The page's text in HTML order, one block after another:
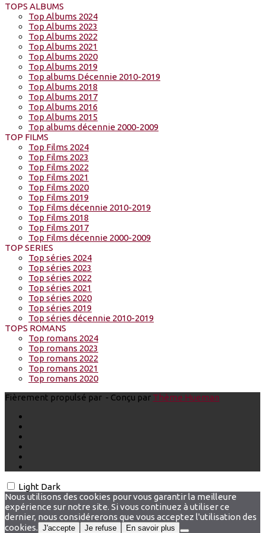
TOPS ALBUMS
Top Albums 2024
Top Albums 2023
Top Albums 2022
Top Albums 2021
Top Albums 2020
Top Albums 2019
Top albums Décennie 2010-2019
Top Albums 2018
Top Albums 2017
Top Albums 2016
Top Albums 2015
Top albums décennie 2000-2009
TOP FILMS
Top Films 2024
Top Films 2023
Top Films 2022
Top Films 2021
Top Films 2020
Top Films 2019
Top Films décennie 2010-2019
Top Films 2018
Top Films 2017
Top Films décennie 2000-2009
TOP SERIES
Top séries 2024
Top séries 2023
Top séries 2022
Top séries 2021
Top séries 2020
Top séries 2019
Top séries décennie 2010-2019
TOPS ROMANS
Top romans 2024
Top romans 2023
Top romans 2022
Top romans 2021
Top romans 2020
Fièrement propulsé par - Conçu par Thème Hueman
Light Dark
Nous utilisons des cookies pour vous garantir la meilleure
expérience sur notre site. Si vous continuez à utiliser ce
dernier, nous considérerons que vous acceptez l'utilisation des
cookies. J'accepte Je refuse En savoir plus